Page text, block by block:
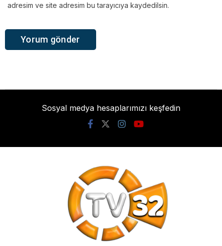
adresim ve site adresim bu tarayıcıya kaydedilsin.
Sosyal medya hesaplarımızı keşfedin